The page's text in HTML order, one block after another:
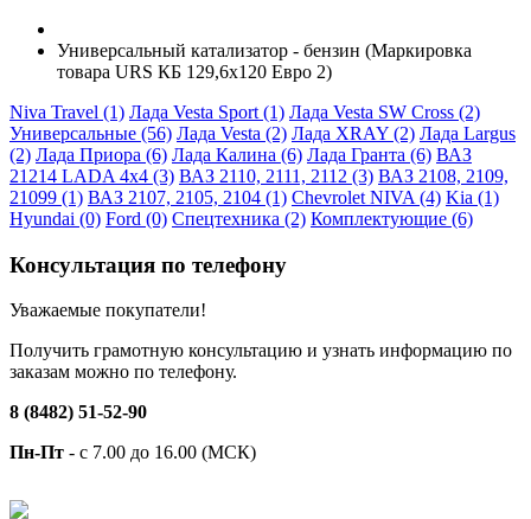
Универсальный катализатор - бензин (Маркировка
товара URS КБ 129,6х120 Евро 2)
Niva Travel (1) Лада Vesta Sport (1) Лада Vesta SW Cross (2)
Универсальные (56) Лада Vesta (2) Лада XRAY (2) Лада Largus
(2) Лада Приора (6) Лада Калина (6) Лада Гранта (6) ВАЗ
21214 LADA 4x4 (3) ВАЗ 2110, 2111, 2112 (3) ВАЗ 2108, 2109,
21099 (1) ВАЗ 2107, 2105, 2104 (1) Chevrolet NIVA (4) Kia (1)
Hyundai (0) Ford (0) Спецтехника (2) Комплектующие (6)
Консультация по телефону
Уважаемые покупатели!
Получить грамотную консультацию и узнать информацию по
заказам можно по телефону.
8 (8482) 51-52-90
Пн-Пт - с 7.00 до 16.00 (МСК)